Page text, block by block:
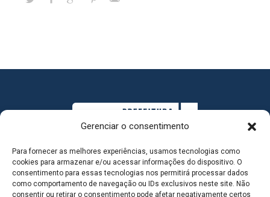
Gerenciar o consentimento
Para fornecer as melhores experiências, usamos tecnologias como
cookies para armazenar e/ou acessar informações do dispositivo. O
consentimento para essas tecnologias nos permitirá processar dados
como comportamento de navegação ou IDs exclusivos neste site. Não
consentir ou retirar o consentimento pode afetar negativamente certos